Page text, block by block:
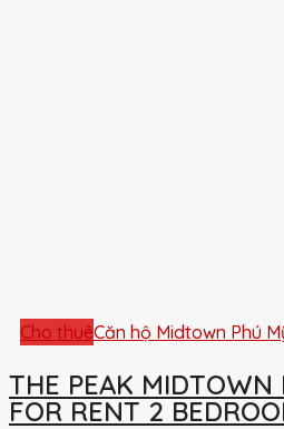
Cho thuêCăn hộ Midtown Phú
THE PEAK MIDTOWN
FOR RENT 2